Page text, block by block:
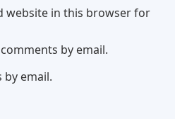
website in this browser for
by email.
email.